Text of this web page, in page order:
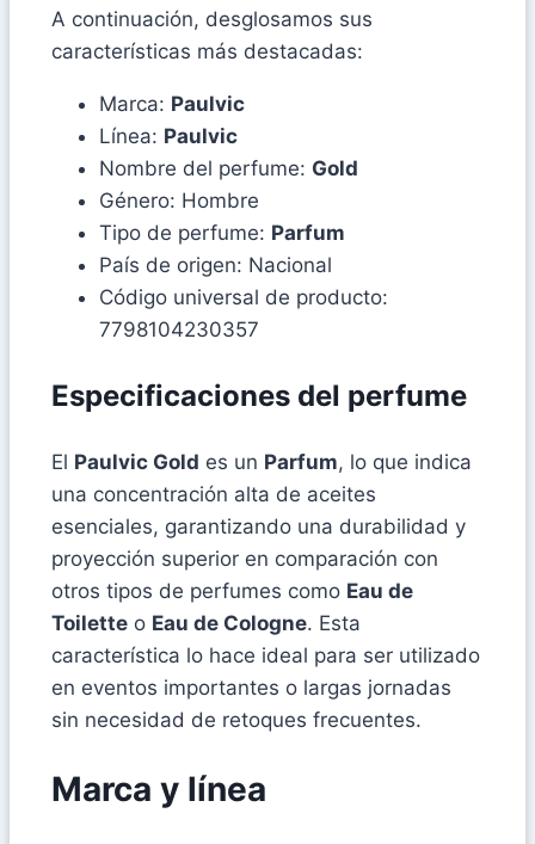
A continuación, desglosamos sus
características más destacadas:
Marca: Paulvic
Línea: Paulvic
Nombre del perfume: Gold
Género: Hombre
Tipo de perfume: Parfum
País de origen: Nacional
Código universal de producto:
7798104230357
Especificaciones del perfume
El Paulvic Gold es un Parfum, lo que indica
una concentración alta de aceites
esenciales, garantizando una durabilidad y
proyección superior en comparación con
otros tipos de perfumes como Eau de
Toilette o Eau de Cologne. Esta
característica lo hace ideal para ser utilizado
en eventos importantes o largas jornadas
sin necesidad de retoques frecuentes.
Marca y línea